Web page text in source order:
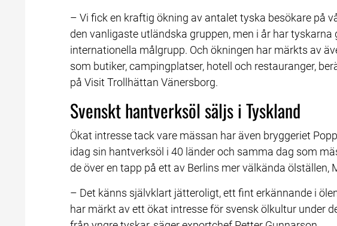
– Vi fick en kraftig ökning av antalet tyska besökare på
den vanligaste utländska gruppen, men i år har
internationella målgrupp. Och ökningen har märkts av
som butiker, campingplatser, hotell och restauranger,
på Visit Trollhättan Vänersborg.
Svenskt hantverksöl säljs i Tyskland
Ökat intresse tack vare mässan har även bryggeriet
idag sin hantverksöl i 40 länder och samma dag som
de över en tapp på ett av Berlins mer välkända ölställen,
– Det känns självklart jätteroligt, ett fint erkännande i
har märkt av ett ökat intresse för svensk ölkultur under